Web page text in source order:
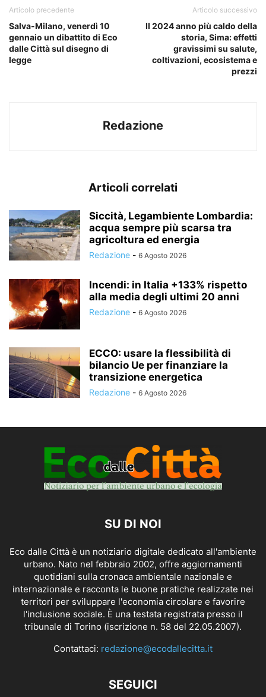
Articolo precedente
Salva-Milano, venerdì 10
gennaio un dibattito di Eco
dalle Città sul disegno di
legge
Articolo successivo
Il 2024 anno più caldo della
storia, Sima: effetti
gravissimi su salute,
coltivazioni, ecosistema e
prezzi
Redazione
Articoli correlati
Siccità, Legambiente Lombardia:
acqua sempre più scarsa tra
agricoltura ed energia
Redazione - 6 Agosto 2026
Incendi: in Italia +133% rispetto
alla media degli ultimi 20 anni
Redazione - 6 Agosto 2026
ECCO: usare la flessibilità di
bilancio Ue per finanziare la
transizione energetica
Redazione - 6 Agosto 2026
SU DI NOI
Eco dalle Città è un notiziario digitale dedicato all'ambiente
urbano. Nato nel febbraio 2002, offre aggiornamenti
quotidiani sulla cronaca ambientale nazionale e
internazionale e racconta le buone pratiche realizzate nei
territori per sviluppare l'economia circolare e favorire
l'inclusione sociale. È una testata registrata presso il
tribunale di Torino (iscrizione n. 58 del 22.05.2007).
Contattaci: redazione@ecodallecitta.it
SEGUICI